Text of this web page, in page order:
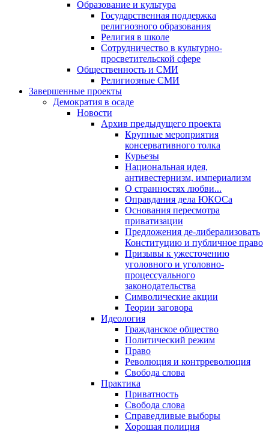
Образование и культура
Государственная поддержка
религиозного образования
Религия в школе
Сотрудничество в культурно-
просветительской сфере
Общественность и СМИ
Религиозные СМИ
Завершенные проекты
Демократия в осаде
Новости
Архив предыдущего проекта
Крупные мероприятия
консервативного толка
Курьезы
Национальная идея,
антивестернизм, империализм
О странностях любви...
Оправдания дела ЮКОСа
Основания пересмотра
приватизации
Предложения де-либерализовать
Конституцию и публичное право
Призывы к ужесточению
уголовного и уголовно-
процессуального
законодательства
Символические акции
Теории заговора
Идеология
Гражданское общество
Политический режим
Право
Революция и контрреволюция
Свобода слова
Практика
Приватность
Свобода слова
Справедливые выборы
Хорошая полиция